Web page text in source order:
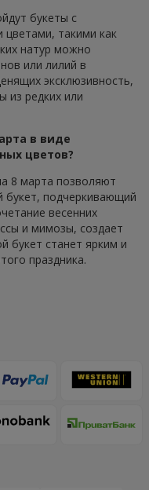
букеты с
такими как
натур можно
или лилий в
эксклюзивность,
из редких или
в виде
цветов?
8 марта позволяют
букет, подчеркивающий
весенних
и мимозы, создает
букет станет ярким и
праздника.